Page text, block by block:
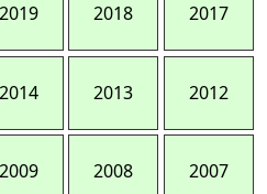
2019 2018 2017
2014 2013 2012
2009 2008 2007